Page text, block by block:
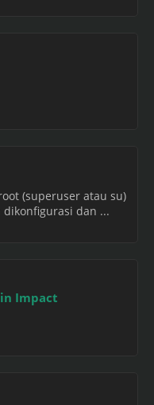
(superuser atau su)
dan ...
Impact